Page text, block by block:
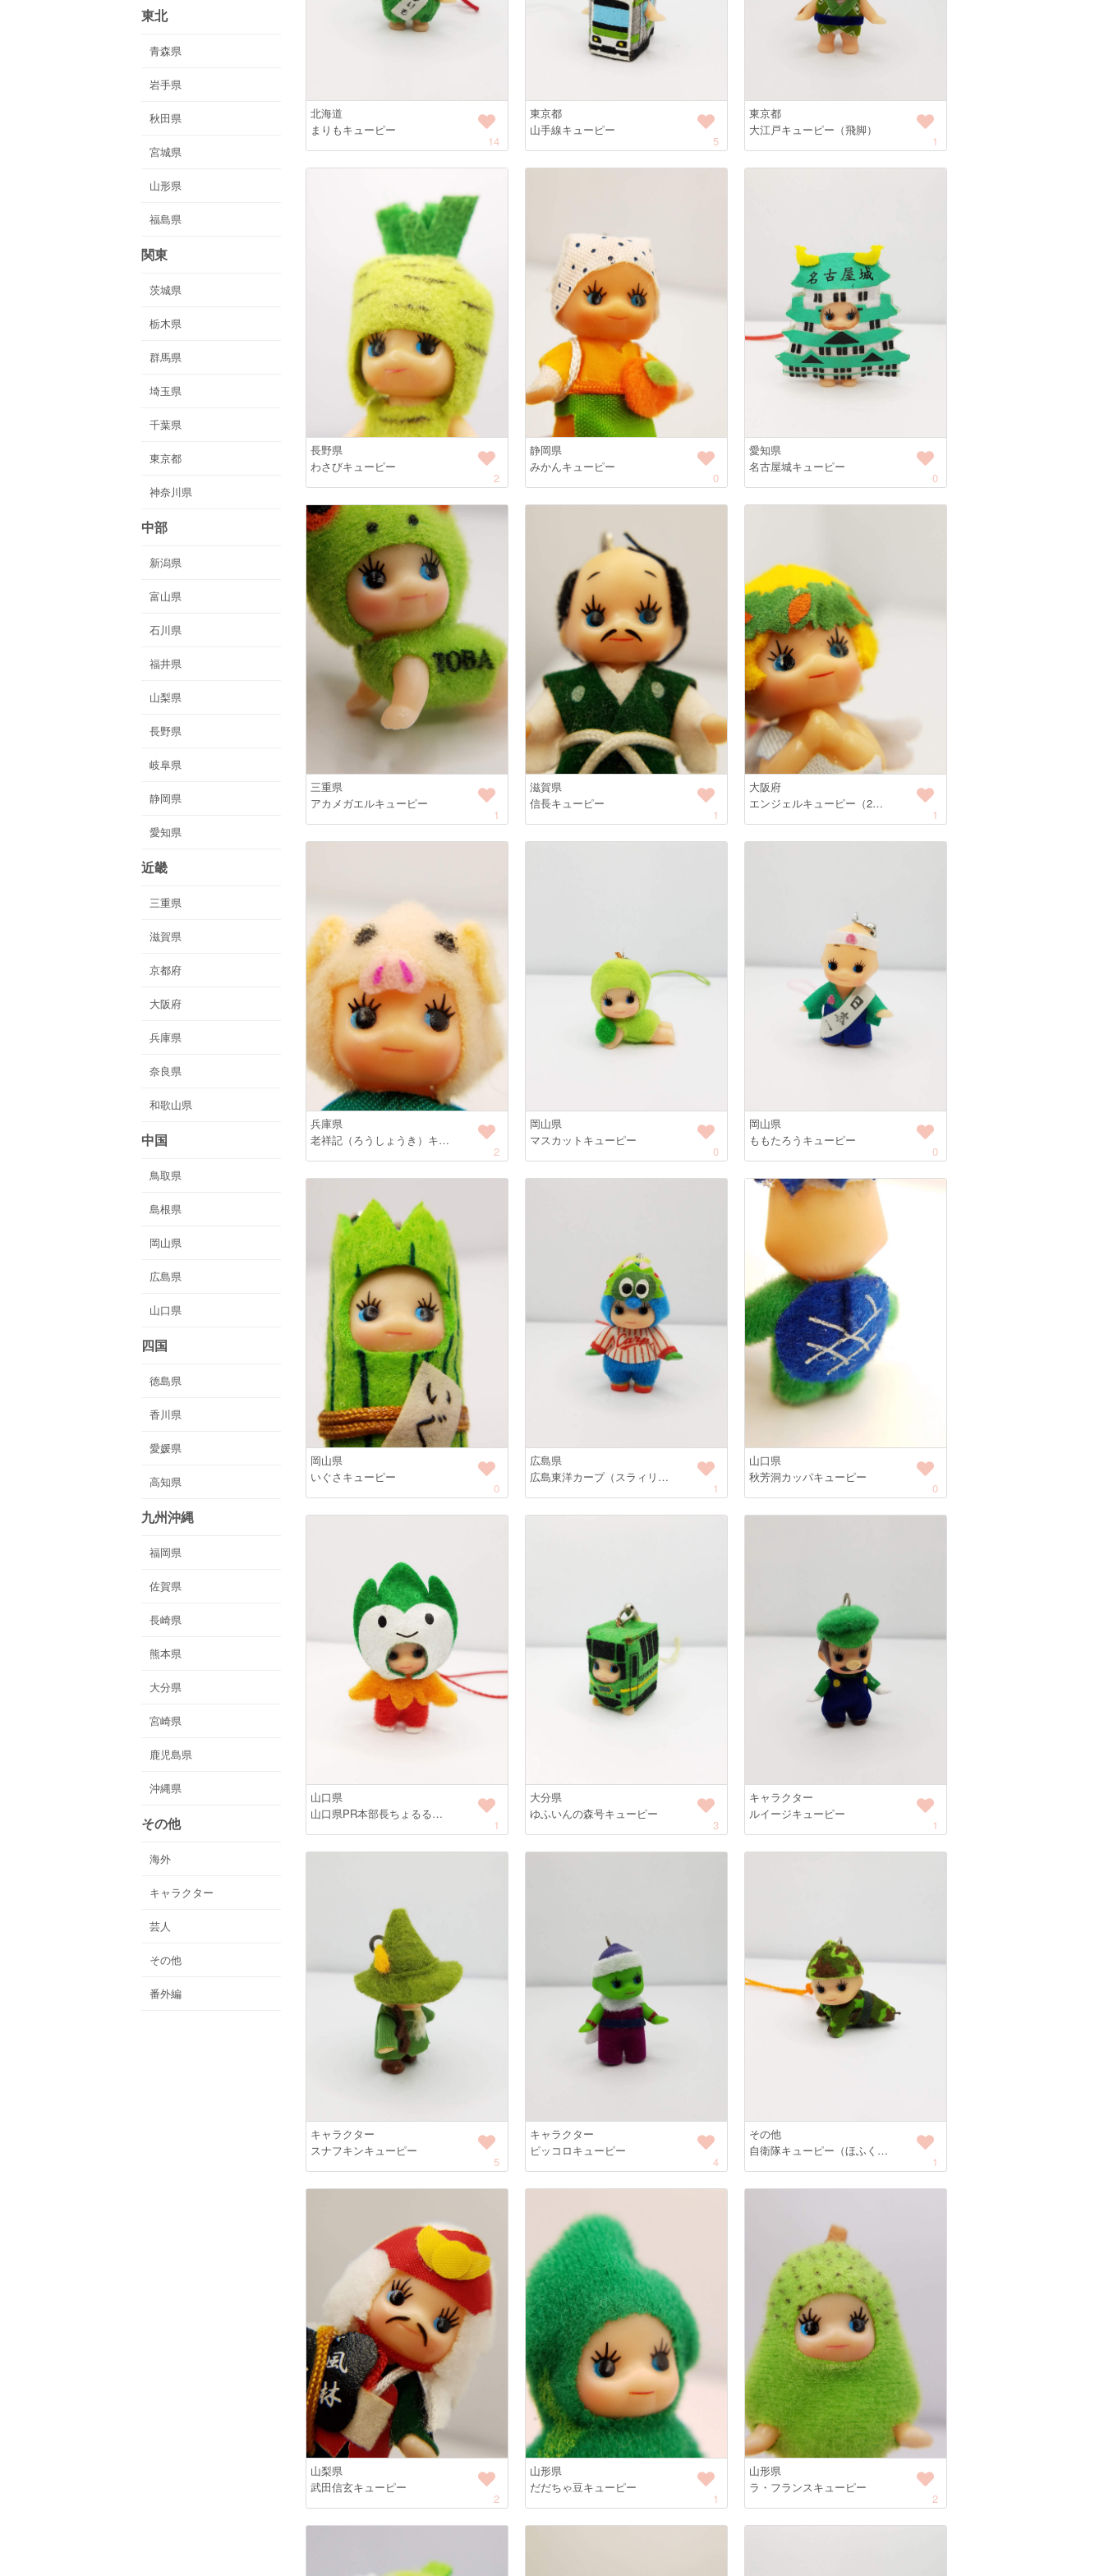
東北
青森県
岩手県
秋田県
宮城県
山形県
福島県
関東
茨城県
栃木県
群馬県
埼玉県
千葉県
東京都
神奈川県
中部
新潟県
富山県
石川県
福井県
山梨県
長野県
岐阜県
静岡県
愛知県
近畿
三重県
滋賀県
京都府
大阪府
兵庫県
奈良県
和歌山県
中国
鳥取県
島根県
岡山県
広島県
山口県
四国
徳島県
香川県
愛媛県
高知県
九州沖縄
福岡県
佐賀県
長崎県
熊本県
大分県
宮崎県
鹿児島県
沖縄県
その他
海外
キャラクター
芸人
その他
番外編
北海道
まりもキューピー
14
東京都
山手線キューピー
5
東京都
大江戸キューピー（飛脚）
1
長野県
わさびキューピー
2
静岡県
みかんキューピー
0
愛知県
名古屋城キューピー
0
三重県
アカメガエルキューピー
1
滋賀県
信長キューピー
1
大阪府
エンジェルキューピー（2…
1
兵庫県
老祥記（ろうしょうき）キ…
2
岡山県
マスカットキューピー
0
岡山県
ももたろうキューピー
0
岡山県
いぐさキューピー
0
広島県
広島東洋カープ（スラィリ…
1
山口県
秋芳洞カッパキューピー
0
山口県
山口県PR本部長ちょるる…
1
大分県
ゆふいんの森号キューピー
3
キャラクター
ルイージキューピー
1
キャラクター
スナフキンキューピー
5
キャラクター
ピッコロキューピー
4
その他
自衛隊キューピー（ほふく…
1
山梨県
武田信玄キューピー
2
山形県
だだちゃ豆キューピー
1
山形県
ラ・フランスキューピー
2